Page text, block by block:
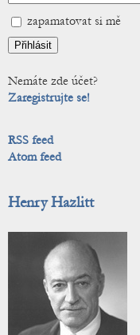
zapamatovat si mě
Nemáte zde účet?
Zaregistrujte se!
RSS feed
Atom feed
Henry Hazlitt